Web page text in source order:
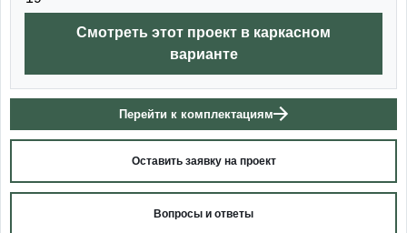
Смотреть этот проект в каркасном
варианте
Перейти к комплектациям
Оставить заявку на проект
Вопросы и ответы